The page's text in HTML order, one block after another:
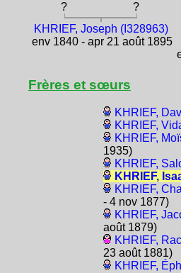
? ?
KHRIEF, Joseph (I328963)
env 1840 - apr 21 août 1895
Frères et sœurs
KHRIEF,
KHRIEF,
KHRIEF,
1935)
KHRIEF,
KHRIEF,
KHRIEF,
- 4 nov 1877)
KHRIEF,
août 1879)
KHRIEF,
23 août 1881)
KHRIEF,